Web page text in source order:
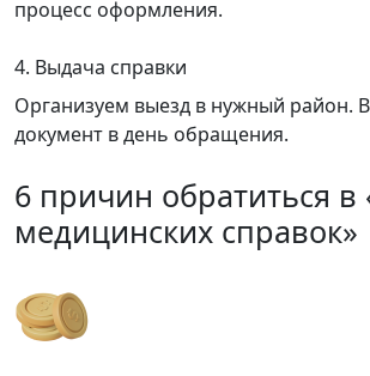
процесс оформления.
4. Выдача справки
Организуем выезд в нужный район.
документ в день обращения.
6 причин обратиться в
медицинских справок»